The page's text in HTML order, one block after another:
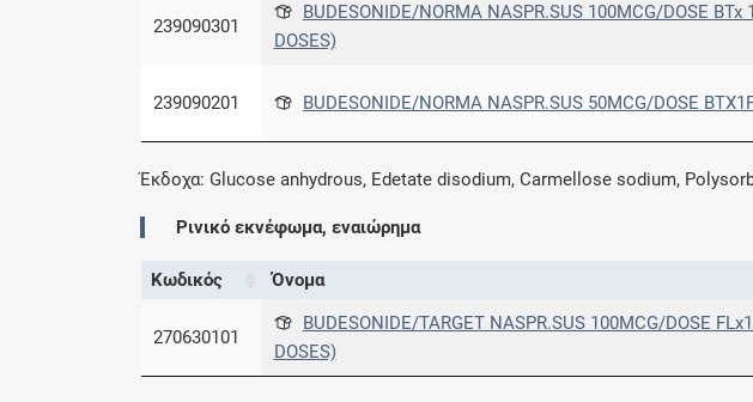
239090301
BUDESONIDE/NORMA NASPR.SUS 100MCG/DOSE
DOSES)
239090201 BUDESONIDE/NORMA NASPR.SUS 50MCG/DOSE
Έκδοχα: Glucose anhydrous, Edetate disodium, Carmellose sodium,
Ρινικό εκνέφωμα, εναιώρημα
Κωδικός Όνομα
270630101
BUDESONIDE/TARGET NASPR.SUS 100MCG/DOSE
DOSES)